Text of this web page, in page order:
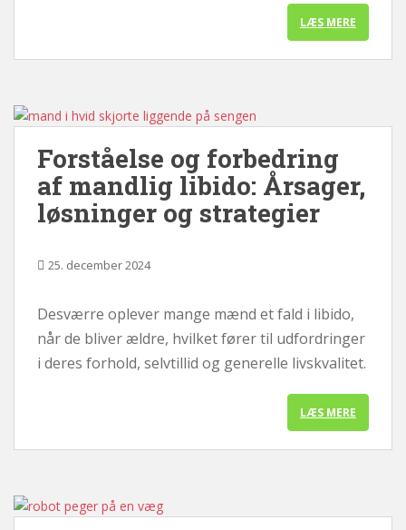
LÆS MERE
Forståelse og forbedring
af mandlig libido: Årsager,
løsninger og strategier
25. december 2024
Desværre oplever mange mænd et fald i libido,
når de bliver ældre, hvilket fører til udfordringer
i deres forhold, selvtillid og generelle livskvalitet.
LÆS MERE